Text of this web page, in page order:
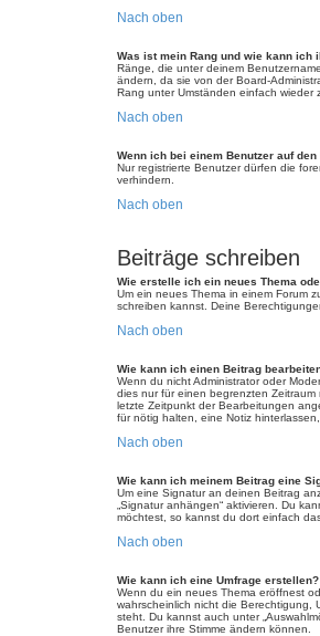
Nach oben
Was ist mein Rang und wie kann ich
Ränge, die unter deinem
ändern, da sie von der Board-
Rang unter Umständen einfach wieder
Nach oben
Wenn ich bei einem Benutzer auf
Nur registrierte Benutzer dürfen die
verhindern.
Nach oben
Beiträge schreiben
Wie erstelle ich ein neues Thema
Um ein neues Thema in einem Forum
schreiben kannst. Deine
Nach oben
Wie kann ich einen Beitrag
Wenn du nicht Administrator oder
dies nur für einen begrenzten
letzte Zeitpunkt der Bearbeitungen
für nötig halten, eine Notiz
Nach oben
Wie kann ich meinem Beitrag eine
Um eine Signatur an deinen Beitrag
„Signatur anhängen“ aktivieren. Du
möchtest, so kannst du dort einfach
Nach oben
Wie kann ich eine Umfrage erstellen?
Wenn du ein neues Thema eröffnest
wahrscheinlich nicht die Berechtigung,
steht. Du kannst auch unter
Benutzer ihre Stimme ändern können.